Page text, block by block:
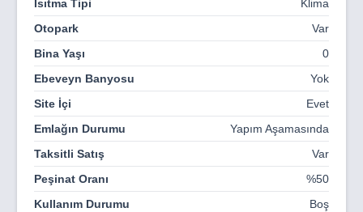
Isıtma Tipi
Klima
Otopark
Var
Bina Yaşı
0
Ebeveyn Banyosu
Yok
Site İçi
Evet
Emlağın Durumu
Yapım Aşamasında
Taksitli Satış
Var
Peşinat Oranı
%50
Kullanım Durumu
Boş